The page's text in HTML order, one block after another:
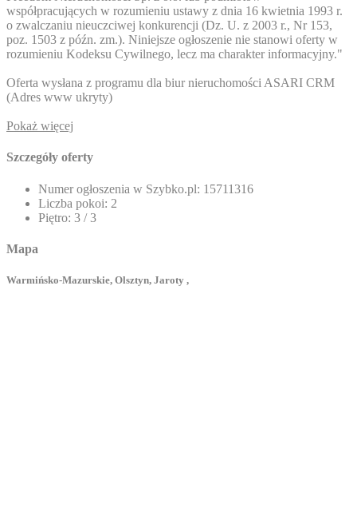
współpracujących w rozumieniu ustawy z dnia 16 kwietnia 1993 r.
o zwalczaniu nieuczciwej konkurencji (Dz. U. z 2003 r., Nr 153,
poz. 1503 z późn. zm.). Niniejsze ogłoszenie nie stanowi oferty w
rozumieniu Kodeksu Cywilnego, lecz ma charakter informacyjny."
Oferta wysłana z programu dla biur nieruchomości ASARI CRM
(Adres www ukryty)
Pokaż więcej
Szczegóły oferty
Numer ogłoszenia w Szybko.pl: 15711316
Liczba pokoi: 2
Piętro: 3 / 3
Mapa
Warmińsko-Mazurskie, Olsztyn, Jaroty ,